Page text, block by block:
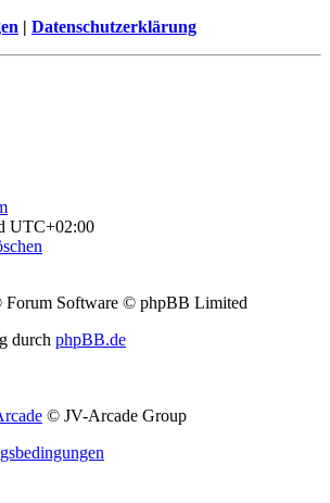
| Datenschutzerklärung
UTC+02:00
Software © phpBB Limited
durch phpBB.de
© JV-Arcade Group